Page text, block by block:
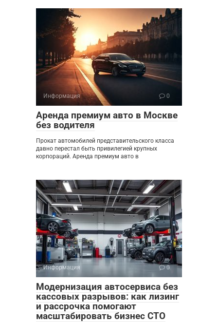
Информация 0
Аренда премиум авто в Москве
без водителя
Прокат автомобилей представительского класса
давно перестал быть привилегией крупных
корпораций. Аренда премиум авто в
Информация 0
Модернизация автосервиса без
кассовых разрывов: как лизинг
и рассрочка помогают
масштабировать бизнес СТО